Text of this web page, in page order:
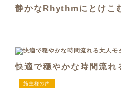
静かなRhythmにとけこ
快適で穏やかな時間流れ
施主様の声